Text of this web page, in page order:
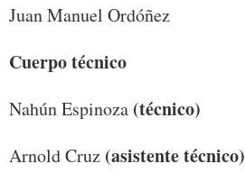
Juan Manuel Ordóñez
Cuerpo técnico
Nahún Espinoza (técnico)
Arnold Cruz (asistente técnico)